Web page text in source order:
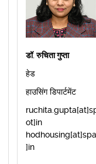
डॉ. रुचिता गुप्ता
हेड
हाउसिंग डिपार्टमेंट
ot]in
]in